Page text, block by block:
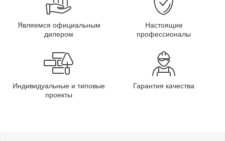
Являемся официальным
дилером
Настоящие
профессионалы
Индивидуальные и типовые
проекты
Гарантия качества